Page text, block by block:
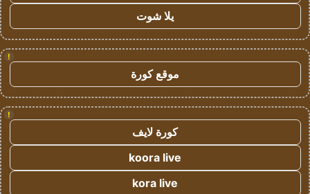
يلا شوت
!
موقع كورة
!
كورة لايف
koora live
kora live